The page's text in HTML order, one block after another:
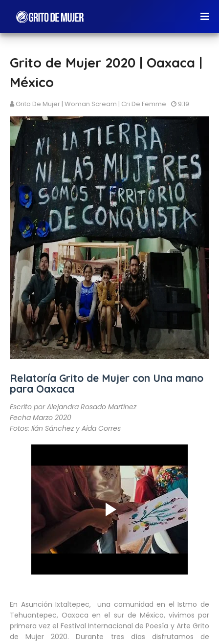
Grito de Mujer 2020 | Oaxaca |
México
Grito De Mujer | Woman Scream | Cri De Femme 9:19
Relatoría Grito de Mujer con Una mano
para Oaxaca
Escrito por Alejandra Rosado Martínez
Fecha Marzo 2020
Fotos: Ilán Sánchez y Aida Corres
En Asunción Ixtaltepec, una comunidad en el Istmo de
Tehuantepec, Oaxaca en el sur de México, vivimos por
primera vez el Festival Internacional de Poesía y Arte Grito
de Mujer 2020. Durante tres días disfrutamos de